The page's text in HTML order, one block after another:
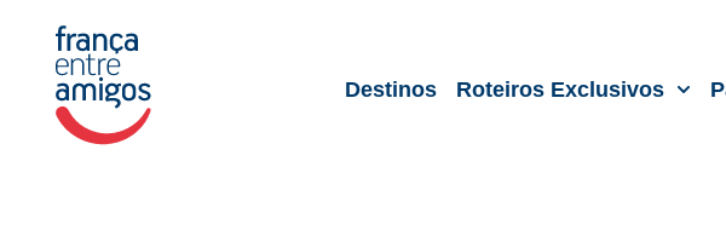
Destinos Roteiros Exclusivos